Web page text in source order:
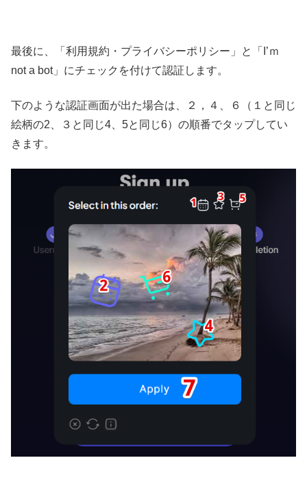
最後に、「利用規約・プライバシーポリシー」と「I’ｍ
not a bot」にチェックを付けて認証します。
下のような認証画面が出た場合は、２，４、６（１と同じ
絵柄の2、３と同じ4、5と同じ6）の順番でタップしてい
きます。